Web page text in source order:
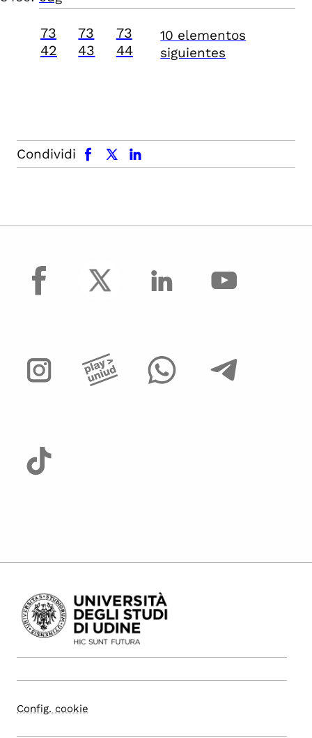
73
42
73
43
73
44
10 elementos
siguientes
Condividi
facebook x.com linkedin
facebook
Config. cookie